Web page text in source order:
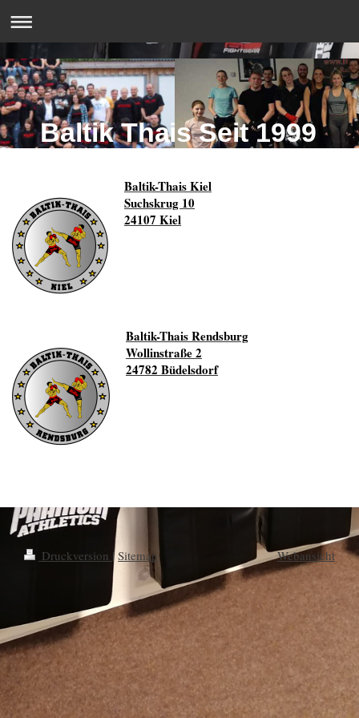
Baltik Thais Seit 1999
Baltik-Thais Kiel
Suchskrug 10
24107 Kiel
Baltik-Thais Rendsburg
Wollinstraße 2
24782 Büdelsdorf
Druckversion | Sitemap Webansicht